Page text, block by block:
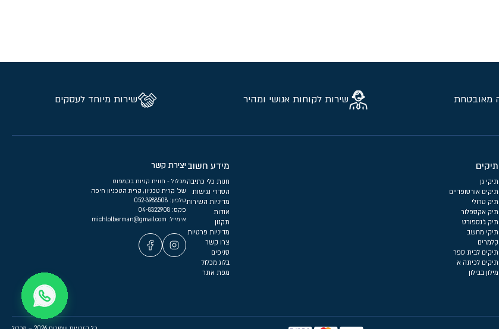
מאובטחת שירות לקוחות אנושי ומהיר שירות מיוחד לעסקים
תיקים
תיקי גן
תיקים אורטופדיים
תיק טרולי
תיק אקספלור
תיק ג'נספורט
תיקי מחשב
קלמרים
תיקים לבית ספר
תיקים לכיתה א
מילון בבילון
מידע חשוב
חנות כלי כתיבה
הסדרי נגישות
מדיניות השירות
אודות
תקנון
מדיניות פרטיות
צרו קשר
סניפים
בלוג מכלול
מפת אתר
יצירת קשר
מכלול - חווית קניות בקמפוס
שכ’ קרית טכניון, קרית הטכניון חיפה
טלפון:
פקס: 04-8322908
אימייל: